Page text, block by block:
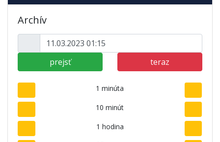
Archív
prejsť teraz
1 minúta
10 minút
1 hodina